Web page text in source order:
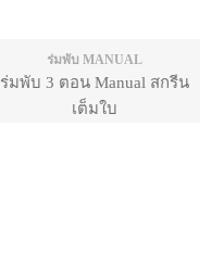
ร่มพับ MANUAL
ร่มพับ 3 ตอน Manual สกรีน
เต็มใบ